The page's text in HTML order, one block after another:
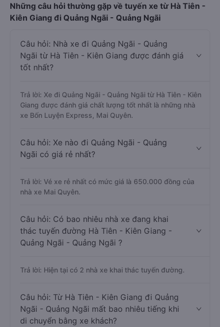
Những câu hỏi thường gặp về tuyến xe từ Hà Tiên -
Kiên Giang đi Quảng Ngãi - Quảng Ngãi
Câu hỏi: Nhà xe đi Quảng Ngãi - Quảng
Ngãi từ Hà Tiên - Kiên Giang được đánh giá
tốt nhất?
Trả lời: Xe đi Quảng Ngãi - Quảng Ngãi từ Hà Tiên - Kiên
Giang được đánh giá chất lượng tốt nhất là những nhà
xe Bốn Luyện Express, Mai Quyên.
Câu hỏi: Xe nào đi Quảng Ngãi - Quảng
Ngãi có giá rẻ nhất?
Trả lời: Vé xe rẻ nhất có mức giá là 650.000 đồng của
nhà xe Mai Quyên.
Câu hỏi: Có bao nhiêu nhà xe đang khai
thác tuyến đường Hà Tiên - Kiên Giang -
Quảng Ngãi - Quảng Ngãi ?
Trả lời: Hiện tại có 2 nhà xe khai thác tuyến đường.
Câu hỏi: Từ Hà Tiên - Kiên Giang đi Quảng
Ngãi - Quảng Ngãi mất bao nhiêu tiếng khi
di chuyển bằng xe khách?